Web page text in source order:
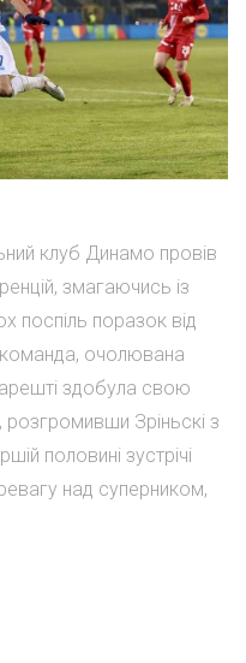
клуб Динамо провів
змагаючись із
поспіль поразок від
очолювана
здобула свою
Зріньскі з
половині зустрічі
над суперником,